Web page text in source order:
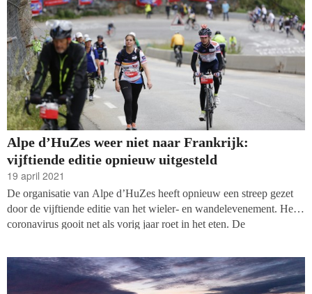
Alpe d’HuZes weer niet naar Frankrijk:
vijftiende editie opnieuw uitgesteld
19 april 2021
De organisatie van Alpe d’HuZes heeft opnieuw een streep gezet
door de vijftiende editie van het wieler- en wandelevenement. Het
coronavirus gooit net als vorig jaar roet in het eten. De
donderdag 3 juni en een nationale bewegingsdag op zaterdag 25
september.